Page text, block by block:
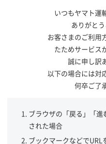
いつもヤマト運
ありがとう
お客さまのご利用
たためサービス
誠に申し訳
以下の場合には対
何卒ご了
ブラウザの「戻る」「
された場合
ブックマークなどで